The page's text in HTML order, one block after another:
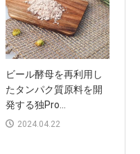
ビール酵母を再利用し
たタンパク質原料を開
発する独Pro...
2024.04.22